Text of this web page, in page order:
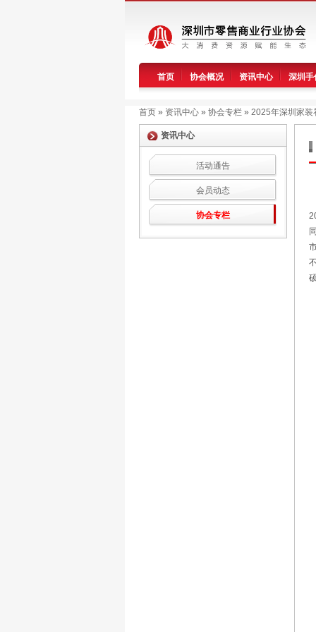
首页 协会概况 资讯中心 深圳手
首页 » 资讯中心 » 协会专栏 » 2025年深圳家装
资讯中心
活动通告
会员动态
协会专栏